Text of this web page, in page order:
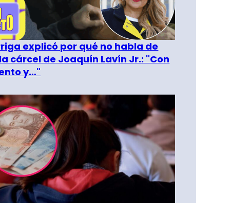
explicó por qué no habla de
cárcel de Joaquín Lavín Jr.: "Con
y…"